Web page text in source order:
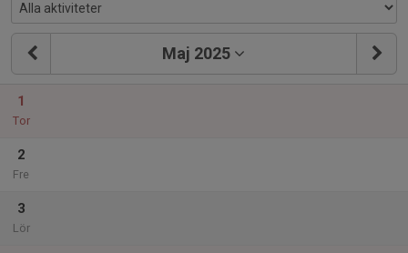
Maj 2025
1
Tor
2
Fre
3
Lör